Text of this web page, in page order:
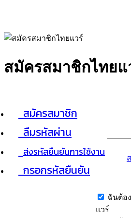
สมัครสมาชิกไทยแ
สมัครสมาชิก
ลืมรหัสผ่าน
ส่งรหัสยืนยันการใช้งาน
กรอกรหัสยืนยัน
ฉันต้อ
แวร์